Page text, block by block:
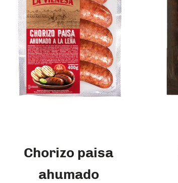
Chorizo paisa
ahumado